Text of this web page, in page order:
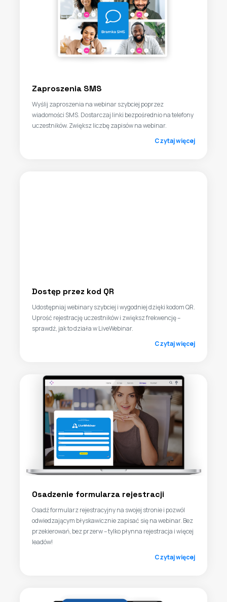
Zaproszenia SMS
Wyślij zaproszenia na webinar szybciej poprzez
wiadomości SMS. Dostarczaj linki bezpośrednio na telefony
uczestników. Zwiększ liczbę zapisów na webinar.
Czytaj więcej
Dostęp przez kod QR
Udostępniaj webinary szybciej i wygodniej dzięki kodom QR.
Uprość rejestrację uczestników i zwiększ frekwencję –
sprawdź, jak to działa w LiveWebinar.
Czytaj więcej
Osadzenie formularza rejestracji
Osadź formularz rejestracyjny na swojej stronie i pozwól
odwiedzającym błyskawicznie zapisać się na webinar. Bez
przekierowań, bez przerw – tylko płynna rejestracja i więcej
leadów!
Czytaj więcej